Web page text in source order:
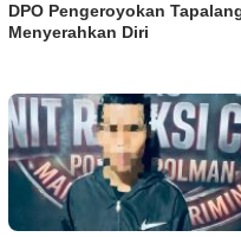
DPO Pengeroyokan
Menyerahkan Diri